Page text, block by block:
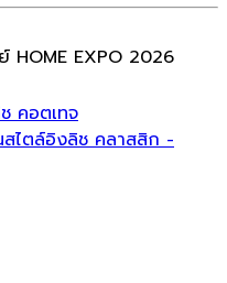
HOME EXPO 2026
คอตเทจ
ไตล์อิงลิช คลาสสิก -